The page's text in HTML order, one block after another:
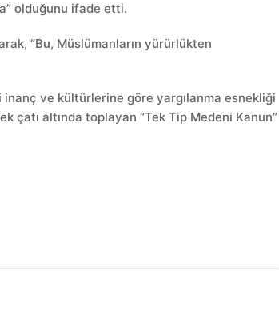
olduğunu ifade etti.
“Bu, Müslümanların yürürlükten
ve kültürlerine göre yargılanma esnekliği
çatı altında toplayan “Tek Tip Medeni Kanun”